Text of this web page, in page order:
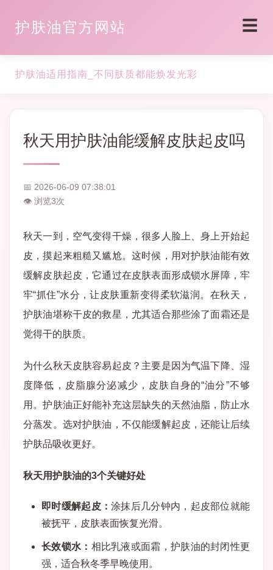
护肤油官方网站 ☰
护肤油适用指南_不同肤质都能焕发光彩
秋天用护肤油能缓解皮肤起皮吗
📅 2026-06-09 07:38:01
👁 浏览3次
秋天一到，空气变得干燥，很多人脸上、身上开始起
皮，摸起来粗糙又尴尬。这时候，用对护肤油能有效
缓解皮肤起皮，它通过在皮肤表面形成锁水屏障，牢
牢“抓住”水分，让皮肤重新变得柔软滋润。在秋天，
护肤油堪称干皮的救星，尤其适合那些涂了面霜还是
觉得干的肤质。
为什么秋天皮肤容易起皮？主要是因为气温下降、湿
度降低，皮脂腺分泌减少，皮肤自身的“油分”不够
用。护肤油正好能补充这层缺失的天然油脂，防止水
分蒸发。选对护肤油，不仅能缓解起皮，还能让后续
护肤品吸收更好。
秋天用护肤油的3个关键好处
即时缓解起皮：涂抹后几分钟内，起皮部位就能
被抚平，皮肤表面恢复光滑。
长效锁水： 相比乳液或面霜，护肤油的封闭性更
强，适合秋冬季早晚使用。